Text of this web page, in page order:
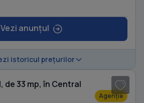
Vezi anunțul
istoricul prețurilor
de 33 mp, în Central
Agenție